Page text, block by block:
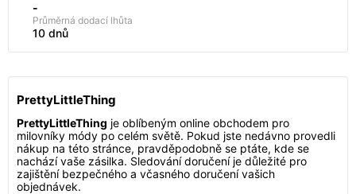
-
Průměrná dodací lhůta
10 dnů
PrettyLittleThing
PrettyLittleThing je oblíbeným online obchodem pro
milovníky módy po celém světě. Pokud jste nedávno provedli
nákup na této stránce, pravděpodobně se ptáte, kde se
nachází vaše zásilka. Sledování doručení je důležité pro
zajištění bezpečného a včasného doručení vašich
objednávek.